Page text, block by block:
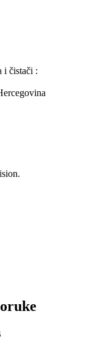
i čistači :